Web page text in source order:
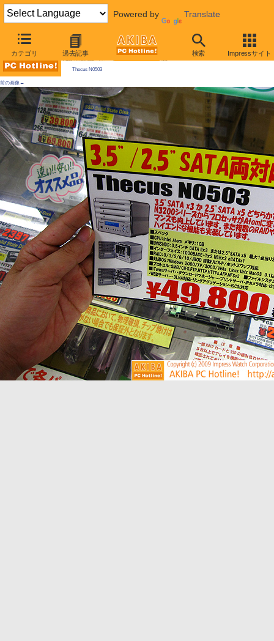
Powered by Translate
カテゴリ 過去記事 検索 Impressサイト
AKIBA PC Hotline! 2009年9月19日号
Thecus N0503
前の画像←